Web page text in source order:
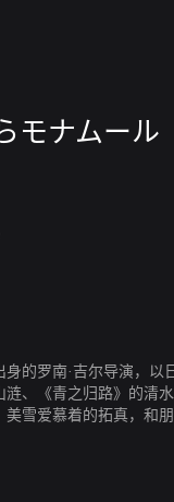
モナムール
的罗南·吉尔导演，
、《青之归路》的清
美雪爱慕着的拓真，